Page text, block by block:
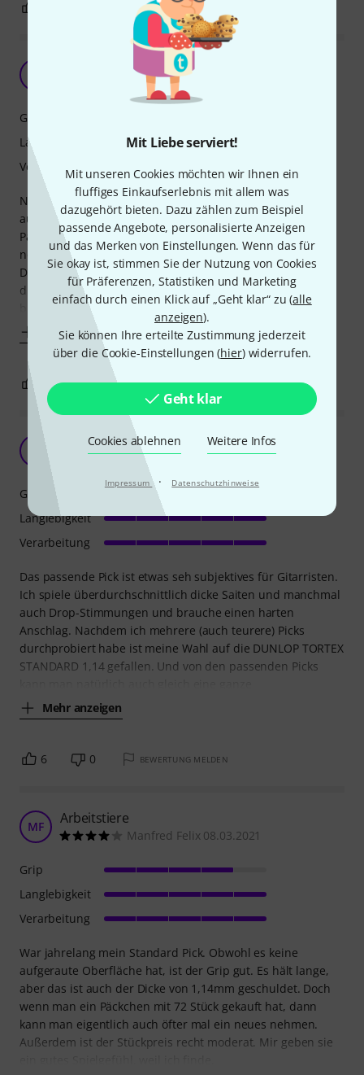
Mit Liebe serviert!
Mit unseren Cookies möchten wir Ihnen ein
fluffiges Einkaufserlebnis mit allem was
dazugehört bieten. Dazu zählen zum Beispiel
passende Angebote, personalisierte Anzeigen
und das Merken von Einstellungen. Wenn das für
Sie okay ist, stimmen Sie der Nutzung von Cookies
für Präferenzen, Statistiken und Marketing
einfach durch einen Klick auf „Geht klar“ zu (alle
anzeigen).
Sie können Ihre erteilte Zustimmung jederzeit
über die Cookie-Einstellungen (hier) widerrufen.
Geht klar
Cookies ablehnen Weitere Infos
Impressum · Datenschutzhinweise
BEWERTUNG MELDEN
Unschlagbarer Preis!
Niklas aus L. 13.09.2011
Nicht nur der Preis ist der Hammer. Diese Plektren halten
auch sehr lange. Ich habe mir vor ca 3 Jahren mal einen
Pack gekauft und er ist, trotz SEHR großzügigem Gebrauch,
noch nicht aufgebraucht.
Diese Pleks sind zu empfehlen, wenn man einen etwas
druckvolleren Sound, zum Beispiel bei Down Pickings,
braucht. Dort bieten sie nochmal das gewisse etwas, im
Mehr anzeigen
Grip
Langlebigkeit
Verarbeitung
0 BEWERTUNG MELDEN
Jeder braucht seine Picks
T1M0N 30.11.2009
Das passende Pick ist etwas seh subjektives für Gitarristen.
Ich spiele überdurchschnittlich dicke Saiten und manchmal
auch Drop-Stimmungen und brauche einen harten
Anschlag. Nachdem ich mehrere (auch teurere) Picks
durchprobiert habe ist meine Wahl auf die DUNLOP TORTEX
STANDARD 1,14 gefallen. Und von den passenden Picks
Mehr anzeigen
Grip
Langlebigkeit
Verarbeitung
6 0 BEWERTUNG MELDEN
MF Arbeitstiere
Manfred Felix 08.03.2021
War jahrelang mein Standard Pick. Obwohl es keine
aufgeraute Oberfläche hat, ist der Grip gut. Es hält lange,
aber das ist auch der Dicke von 1,14mm geschuldet. Doch
wenn man ein Päckchen mit 72 Stück gekauft hat, dann
kann man eigentlich auch öfter mal ein neues nehmen.
Außerdem ist der Stückpreis recht moderat. Mir geben sie
Grip
Langlebigkeit
Verarbeitung